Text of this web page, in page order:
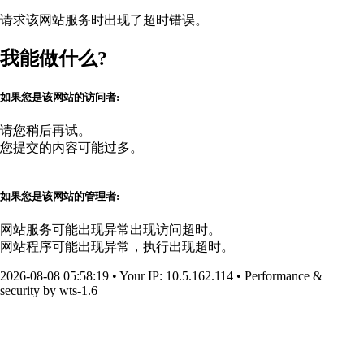
请求该网站服务时出现了超时错误。
我能做什么?
如果您是该网站的访问者:
请您稍后再试。
您提交的内容可能过多。
如果您是该网站的管理者:
网站服务可能出现异常出现访问超时。
网站程序可能出现异常，执行出现超时。
2026-08-08 05:58:19 • Your IP: 10.5.162.114 • Performance &
security by wts-1.6